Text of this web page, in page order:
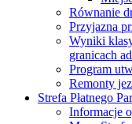
Równanie
Przyjazna
Wyniki
granicach
Program
Remonty
Strefa Płatnego
Informacje